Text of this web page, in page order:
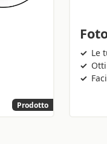
Prodotto
Le